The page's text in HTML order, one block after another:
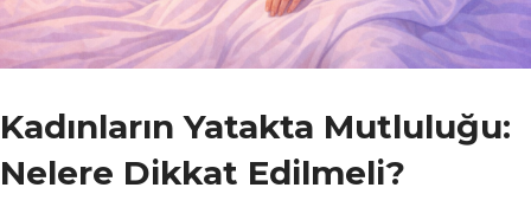
Kadınların Yatakta Mutluluğu:
Nelere Dikkat Edilmeli?